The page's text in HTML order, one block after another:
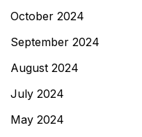
October 2024
September 2024
August 2024
July 2024
May 2024